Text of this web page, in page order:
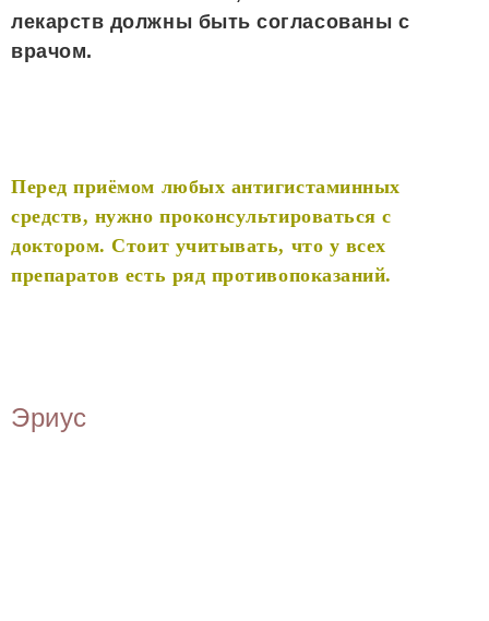
лекарств должны быть согласованы с
врачом.
Перед приёмом любых антигистаминных
средств, нужно проконсультироваться с
доктором. Стоит учитывать, что у всех
препаратов есть ряд противопоказаний.
Эриус